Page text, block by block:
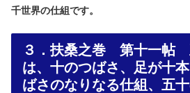
千世界の仕組です。
３．扶桑之巻 第十一帖
は、十のつばさ、足が十
ばさのなりなる仕組、五